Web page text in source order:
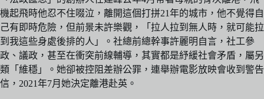
機起飛時他忍不住啜泣，離開這個打拼21年的城市，他不覺得自
己有即時危險，但前景未許樂觀，「拉人拉到無人時，就可能拉
到我這些身處後排的人」。社總前總幹事許麗明自言，社工參
政、議政，甚至在衝突前線輔導，其實都是紓緩社會矛盾，屬另
類「維穩」。她卻被控阻差辦公罪，連舉辦電影放映會收到警告
信，2021年7月她決定離港赴英。